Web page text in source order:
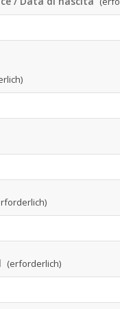
(erforderlich)